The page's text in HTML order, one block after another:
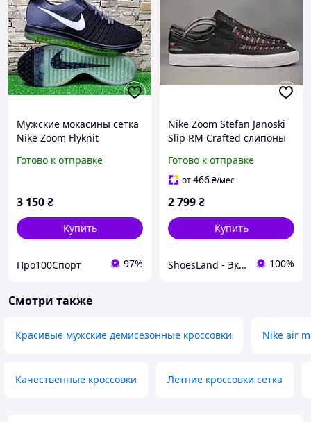
Мужские мокасины сетка
Nike Zoom Flyknit
Готово к отправке
3 150₴
Купить
Про100Спорт 97%
Nike Zoom Stefan Janoski
Slip RM Crafted слипоны
мужские кожа. Оригинал.
42.5 р./27 см
Готово к отправке
от466₴/мес
2 799₴
Купить
ShoesLand - Экономия и качество в каждом шаге 100%
Смотри также
Красивые мужские демисезонные кроссовки Nike air
Качественные кроссовки Летние кроссовки сетка